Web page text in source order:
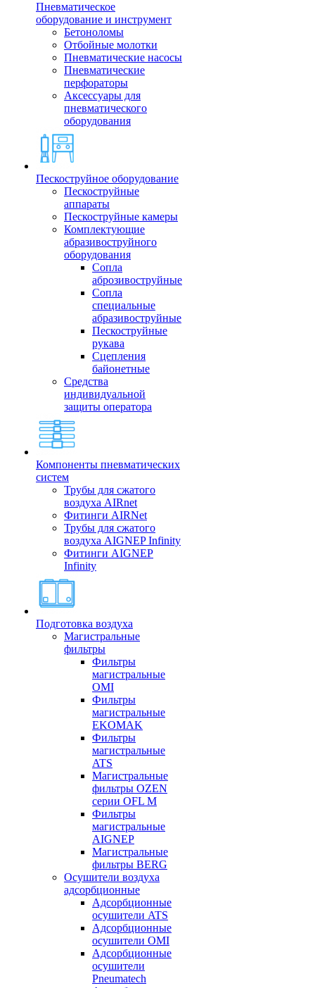
Пневматическое
оборудование и инструмент
Бетоноломы
Отбойные молотки
Пневматические насосы
Пневматические
перфораторы
Аксессуары для
пневматического
оборудования
Пескоструйное оборудование
Пескоструйные
аппараты
Пескоструйные камеры
Комплектующие
абразивоструйного
оборудования
Сопла
аброзивоструйные
Сопла
специальные
абразивоструйные
Пескоструйные
рукава
Сцепления
байонетные
Средства
индивидуальной
защиты оператора
Компоненты пневматических
систем
Трубы для сжатого
воздуха AIRnet
Фитинги AIRNet
Трубы для сжатого
воздуха AIGNEP Infinity
Фитинги AIGNEP
Infinity
Подготовка воздуха
Магистральные
фильтры
Фильтры
магистральные
OMI
Фильтры
магистральные
EKOMAK
Фильтры
магистральные
ATS
Магистральные
фильтры OZEN
серии OFL M
Фильтры
магистральные
AIGNEP
Магистральные
фильтры BERG
Осушители воздуха
адсорбционные
Адсорбционные
осушители ATS
Адсорбционные
осушители OMI
Адсорбционные
осушители
Pneumatech